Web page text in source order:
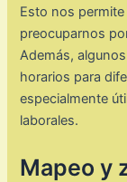
Esto nos
preocuparnos
Además,
horarios para
especialmente
laborales.
Mapeo y